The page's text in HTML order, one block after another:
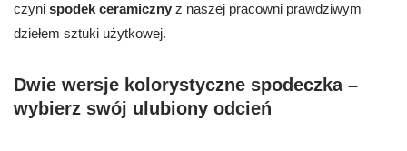
czyni spodek ceramiczny z naszej pracowni prawdziwym
dziełem sztuki użytkowej.
Dwie wersje kolorystyczne spodeczka –
wybierz swój ulubiony odcień